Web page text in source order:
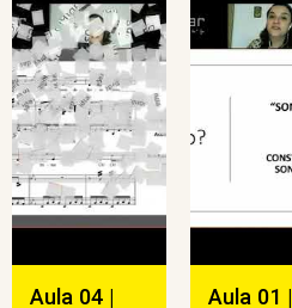
Aula 04 |
Aula 01 |